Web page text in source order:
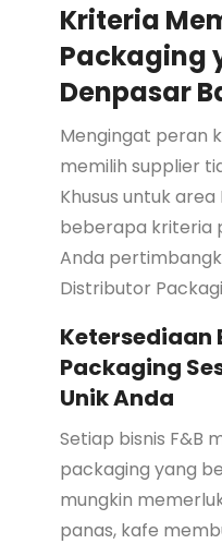
Kriteria
Packaging
Denpasar
Mengingat peran
memilih supplier
Khusus untuk
beberapa kriteria
Anda
Distributor
Ketersediaan
Packaging
Unik Anda
Setiap bisnis F&B
packaging yang
mungkin
panas, kafe